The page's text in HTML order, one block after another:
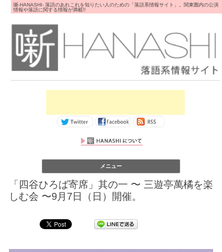
噺-HANASHI- 落語のあれこれを知りたい人のための「落語系情報サイト」。関東圏内の公演
情報や落語に関する情報が満載!!
メニュー
「四谷ひろば寄席」其の一 〜 三遊亭萬橘を楽
しむ会 〜9月7日（日）開催。